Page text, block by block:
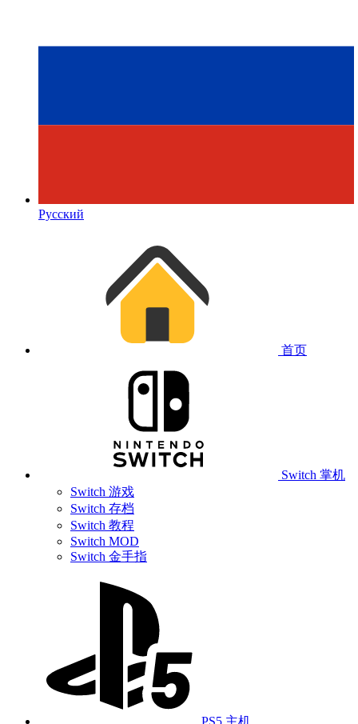
Русский
首页
Switch 掌机
Switch 游戏
Switch 存档
Switch 教程
Switch MOD
Switch 金手指